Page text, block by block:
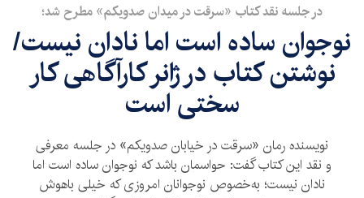
در جلسه نقد کتاب «سرقت در میدان صدویکم» مطرح شد؛
نوجوان ساده است اما نادان نیست/
نوشتن کتاب در ژانر کارآگاهی کار
سختی است
نویسنده رمان «سرقت در خیابان صدویکم» در جلسه معرفی
و نقد این کتاب گفت: حواسمان باشد که نوجوان ساده است اما
نادان نیست؛ به‌خصوص نوجوانان امروزی که خیلی باهوش